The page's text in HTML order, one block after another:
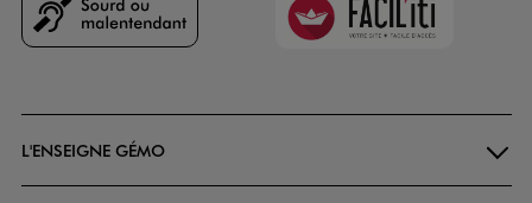
L'ENSEIGNE GÉMO